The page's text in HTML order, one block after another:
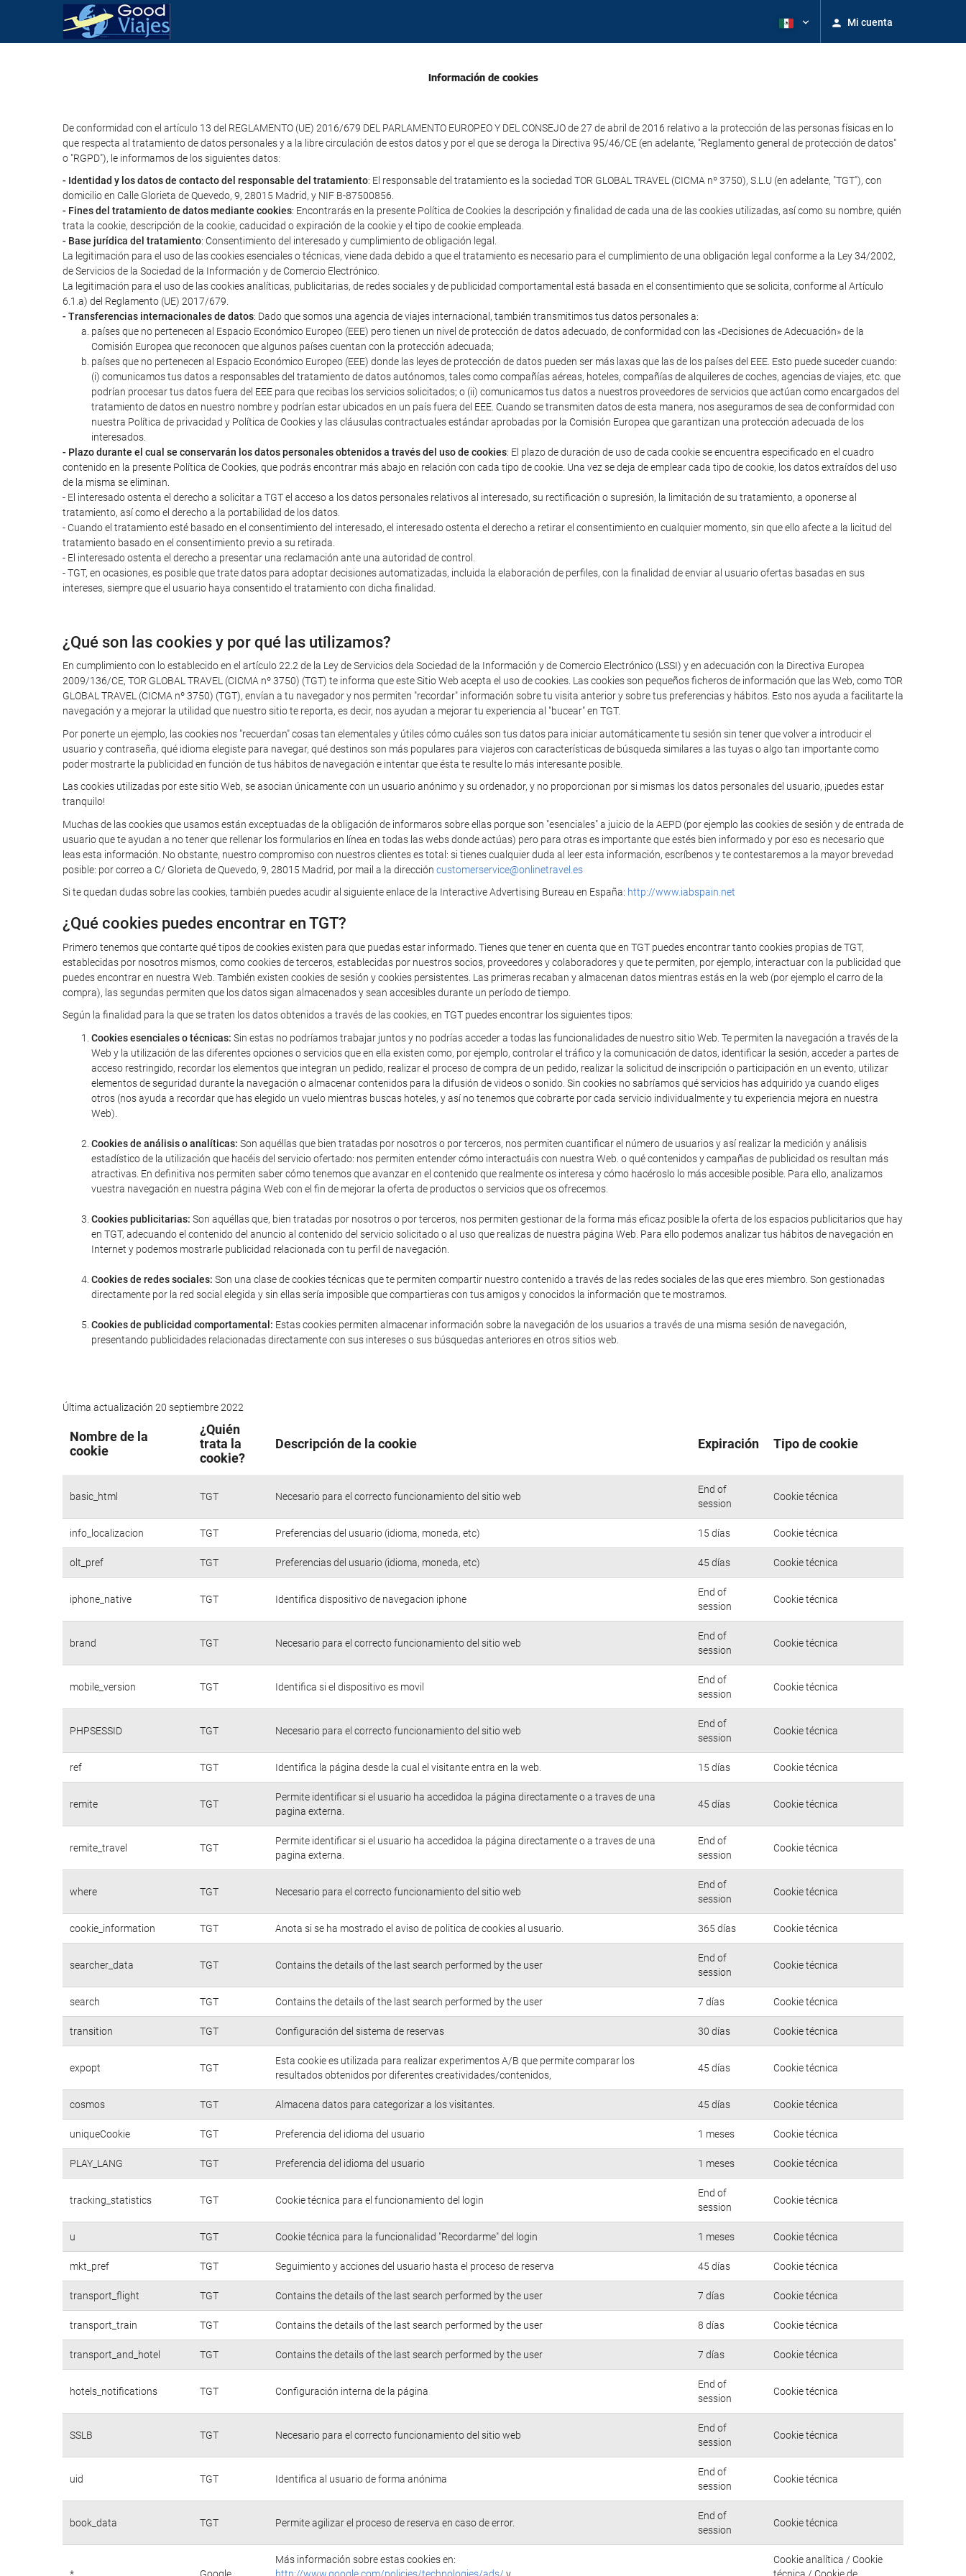
Mi cuenta
Información de cookies
De conformidad con el artículo 13 del REGLAMENTO (UE) 2016/679 DEL PARLAMENTO EUROPEO Y DEL CONSEJO de 27 de abril de 2016 relativo a la protección de las personas físicas en lo
que respecta al tratamiento de datos personales y a la libre circulación de estos datos y por el que se deroga la Directiva 95/46/CE (en adelante, "Reglamento general de protección de datos"
o "RGPD"), le informamos de los siguientes datos:
- Identidad y los datos de contacto del responsable del tratamiento: El responsable del tratamiento es la sociedad TOR GLOBAL TRAVEL (CICMA nº 3750), S.L.U (en adelante, "TGT"), con
domicilio en Calle Glorieta de Quevedo, 9, 28015 Madrid, y NIF B-87500856.
- Fines del tratamiento de datos mediante cookies: Encontrarás en la presente Política de Cookies la descripción y finalidad de cada una de las cookies utilizadas, así como su nombre, quién
trata la cookie, descripción de la cookie, caducidad o expiración de la cookie y el tipo de cookie empleada.
- Base jurídica del tratamiento: Consentimiento del interesado y cumplimiento de obligación legal.
La legitimación para el uso de las cookies esenciales o técnicas, viene dada debido a que el tratamiento es necesario para el cumplimiento de una obligación legal conforme a la Ley 34/2002,
de Servicios de la Sociedad de la Información y de Comercio Electrónico.
La legitimación para el uso de las cookies analíticas, publicitarias, de redes sociales y de publicidad comportamental está basada en el consentimiento que se solicita, conforme al Artículo
6.1.a) del Reglamento (UE) 2017/679.
- Transferencias internacionales de datos: Dado que somos una agencia de viajes internacional, también transmitimos tus datos personales a:
países que no pertenecen al Espacio Económico Europeo (EEE) pero tienen un nivel de protección de datos adecuado, de conformidad con las «Decisiones de Adecuación» de la
Comisión Europea que reconocen que algunos países cuentan con la protección adecuada;
países que no pertenecen al Espacio Económico Europeo (EEE) donde las leyes de protección de datos pueden ser más laxas que las de los países del EEE. Esto puede suceder cuando:
(i) comunicamos tus datos a responsables del tratamiento de datos autónomos, tales como compañías aéreas, hoteles, compañías de alquileres de coches, agencias de viajes, etc. que
podrían procesar tus datos fuera del EEE para que recibas los servicios solicitados; o (ii) comunicamos tus datos a nuestros proveedores de servicios que actúan como encargados del
tratamiento de datos en nuestro nombre y podrían estar ubicados en un país fuera del EEE. Cuando se transmiten datos de esta manera, nos aseguramos de sea de conformidad con
nuestra Política de privacidad y Política de Cookies y las cláusulas contractuales estándar aprobadas por la Comisión Europea que garantizan una protección adecuada de los
interesados.
- Plazo durante el cual se conservarán los datos personales obtenidos a través del uso de cookies: El plazo de duración de uso de cada cookie se encuentra especificado en el cuadro
contenido en la presente Política de Cookies, que podrás encontrar más abajo en relación con cada tipo de cookie. Una vez se deja de emplear cada tipo de cookie, los datos extraídos del uso
de la misma se eliminan.
- El interesado ostenta el derecho a solicitar a TGT el acceso a los datos personales relativos al interesado, su rectificación o supresión, la limitación de su tratamiento, a oponerse al
tratamiento, así como el derecho a la portabilidad de los datos.
- Cuando el tratamiento esté basado en el consentimiento del interesado, el interesado ostenta el derecho a retirar el consentimiento en cualquier momento, sin que ello afecte a la licitud del
tratamiento basado en el consentimiento previo a su retirada.
- El interesado ostenta el derecho a presentar una reclamación ante una autoridad de control.
- TGT, en ocasiones, es posible que trate datos para adoptar decisiones automatizadas, incluida la elaboración de perfiles, con la finalidad de enviar al usuario ofertas basadas en sus
intereses, siempre que el usuario haya consentido el tratamiento con dicha finalidad.
¿Qué son las cookies y por qué las utilizamos?
En cumplimiento con lo establecido en el artículo 22.2 de la Ley de Servicios dela Sociedad de la Información y de Comercio Electrónico (LSSI) y en adecuación con la Directiva Europea
2009/136/CE, TOR GLOBAL TRAVEL (CICMA nº 3750) (TGT) te informa que este Sitio Web acepta el uso de cookies. Las cookies son pequeños ficheros de información que las Web, como TOR
GLOBAL TRAVEL (CICMA nº 3750) (TGT), envían a tu navegador y nos permiten "recordar" información sobre tu visita anterior y sobre tus preferencias y hábitos. Esto nos ayuda a facilitarte la
navegación y a mejorar la utilidad que nuestro sitio te reporta, es decir, nos ayudan a mejorar tu experiencia al "bucear" en TGT.
Por ponerte un ejemplo, las cookies nos "recuerdan" cosas tan elementales y útiles cómo cuáles son tus datos para iniciar automáticamente tu sesión sin tener que volver a introducir el
usuario y contraseña, qué idioma elegiste para navegar, qué destinos son más populares para viajeros con características de búsqueda similares a las tuyas o algo tan importante como
poder mostrarte la publicidad en función de tus hábitos de navegación e intentar que ésta te resulte lo más interesante posible.
Las cookies utilizadas por este sitio Web, se asocian únicamente con un usuario anónimo y su ordenador, y no proporcionan por si mismas los datos personales del usuario, ¡puedes estar
tranquilo!
Muchas de las cookies que usamos están exceptuadas de la obligación de informaros sobre ellas porque son "esenciales" a juicio de la AEPD (por ejemplo las cookies de sesión y de entrada de
usuario que te ayudan a no tener que rellenar los formularios en línea en todas las webs donde actúas) pero para otras es importante que estés bien informado y por eso es necesario que
leas esta información. No obstante, nuestro compromiso con nuestros clientes es total: si tienes cualquier duda al leer esta información, escríbenos y te contestaremos a la mayor brevedad
posible: por correo a C/ Glorieta de Quevedo, 9, 28015 Madrid, por mail a la dirección customerservice@onlinetravel.es
Si te quedan dudas sobre las cookies, también puedes acudir al siguiente enlace de la Interactive Advertising Bureau en España: http://www.iabspain.net
¿Qué cookies puedes encontrar en TGT?
Primero tenemos que contarte qué tipos de cookies existen para que puedas estar informado. Tienes que tener en cuenta que en TGT puedes encontrar tanto cookies propias de TGT,
establecidas por nosotros mismos, como cookies de terceros, establecidas por nuestros socios, proveedores y colaboradores y que te permiten, por ejemplo, interactuar con la publicidad que
puedes encontrar en nuestra Web. También existen cookies de sesión y cookies persistentes. Las primeras recaban y almacenan datos mientras estás en la web (por ejemplo el carro de la
compra), las segundas permiten que los datos sigan almacenados y sean accesibles durante un período de tiempo.
Según la finalidad para la que se traten los datos obtenidos a través de las cookies, en TGT puedes encontrar los siguientes tipos:
Cookies esenciales o técnicas: Sin estas no podríamos trabajar juntos y no podrías acceder a todas las funcionalidades de nuestro sitio Web. Te permiten la navegación a través de la
Web y la utilización de las diferentes opciones o servicios que en ella existen como, por ejemplo, controlar el tráfico y la comunicación de datos, identificar la sesión, acceder a partes de
acceso restringido, recordar los elementos que integran un pedido, realizar el proceso de compra de un pedido, realizar la solicitud de inscripción o participación en un evento, utilizar
elementos de seguridad durante la navegación o almacenar contenidos para la difusión de videos o sonido. Sin cookies no sabríamos qué servicios has adquirido ya cuando eliges
otros (nos ayuda a recordar que has elegido un vuelo mientras buscas hoteles, y así no tenemos que cobrarte por cada servicio individualmente y tu experiencia mejora en nuestra
Web).
Cookies de análisis o analíticas: Son aquéllas que bien tratadas por nosotros o por terceros, nos permiten cuantificar el número de usuarios y así realizar la medición y análisis
estadístico de la utilización que hacéis del servicio ofertado: nos permiten entender cómo interactuáis con nuestra Web. o qué contenidos y campañas de publicidad os resultan más
atractivas. En definitiva nos permiten saber cómo tenemos que avanzar en el contenido que realmente os interesa y cómo hacéroslo lo más accesible posible. Para ello, analizamos
vuestra navegación en nuestra página Web con el fin de mejorar la oferta de productos o servicios que os ofrecemos.
Cookies publicitarias: Son aquéllas que, bien tratadas por nosotros o por terceros, nos permiten gestionar de la forma más eficaz posible la oferta de los espacios publicitarios que hay
en TGT, adecuando el contenido del anuncio al contenido del servicio solicitado o al uso que realizas de nuestra página Web. Para ello podemos analizar tus hábitos de navegación en
Internet y podemos mostrarle publicidad relacionada con tu perfil de navegación.
Cookies de redes sociales: Son una clase de cookies técnicas que te permiten compartir nuestro contenido a través de las redes sociales de las que eres miembro. Son gestionadas
directamente por la red social elegida y sin ellas sería imposible que compartieras con tus amigos y conocidos la información que te mostramos.
Cookies de publicidad comportamental: Estas cookies permiten almacenar información sobre la navegación de los usuarios a través de una misma sesión de navegación,
presentando publicidades relacionadas directamente con sus intereses o sus búsquedas anteriores en otros sitios web.
Última actualización 20 septiembre 2022
Nombre de la
cookie
¿Quién
trata la
cookie?
Descripción de la cookie Expiración Tipo de cookie
basic_html TGT Necesario para el correcto funcionamiento del sitio web
End of
session
Cookie técnica
info_localizacion TGT Preferencias del usuario (idioma, moneda, etc) 15 días Cookie técnica
olt_pref TGT Preferencias del usuario (idioma, moneda, etc) 45 días Cookie técnica
iphone_native TGT Identifica dispositivo de navegacion iphone
End of
session
Cookie técnica
brand TGT Necesario para el correcto funcionamiento del sitio web
End of
session
Cookie técnica
mobile_version TGT Identifica si el dispositivo es movil
End of
session
Cookie técnica
PHPSESSID TGT Necesario para el correcto funcionamiento del sitio web
End of
session
Cookie técnica
ref TGT Identifica la página desde la cual el visitante entra en la web. 15 días Cookie técnica
remite TGT
Permite identificar si el usuario ha accedidoa la página directamente o a traves de una
pagina externa.
45 días Cookie técnica
remite_travel TGT
Permite identificar si el usuario ha accedidoa la página directamente o a traves de una
pagina externa.
End of
session
Cookie técnica
where TGT Necesario para el correcto funcionamiento del sitio web
End of
session
Cookie técnica
cookie_information TGT Anota si se ha mostrado el aviso de politica de cookies al usuario. 365 días Cookie técnica
searcher_data TGT Contains the details of the last search performed by the user
End of
session
Cookie técnica
search TGT Contains the details of the last search performed by the user 7 días Cookie técnica
transition TGT Configuración del sistema de reservas 30 días Cookie técnica
expopt TGT
Esta cookie es utilizada para realizar experimentos A/B que permite comparar los
resultados obtenidos por diferentes creatividades/contenidos,
45 días Cookie técnica
cosmos TGT Almacena datos para categorizar a los visitantes. 45 días Cookie técnica
uniqueCookie TGT Preferencia del idioma del usuario 1 meses Cookie técnica
PLAY_LANG TGT Preferencia del idioma del usuario 1 meses Cookie técnica
tracking_statistics TGT Cookie técnica para el funcionamiento del login
End of
session
Cookie técnica
u TGT Cookie técnica para la funcionalidad "Recordarme" del login 1 meses Cookie técnica
mkt_pref TGT Seguimiento y acciones del usuario hasta el proceso de reserva 45 días Cookie técnica
transport_flight TGT Contains the details of the last search performed by the user 7 días Cookie técnica
transport_train TGT Contains the details of the last search performed by the user 8 días Cookie técnica
transport_and_hotel TGT Contains the details of the last search performed by the user 7 días Cookie técnica
hotels_notifications TGT Configuración interna de la página
End of
session
Cookie técnica
SSLB TGT Necesario para el correcto funcionamiento del sitio web
End of
session
Cookie técnica
uid TGT Identifica al usuario de forma anónima
End of
session
Cookie técnica
book_data TGT Permite agilizar el proceso de reserva en caso de error.
End of
session
Cookie técnica
Más información sobre estas cookies en:
Cookie analítica / Cookie